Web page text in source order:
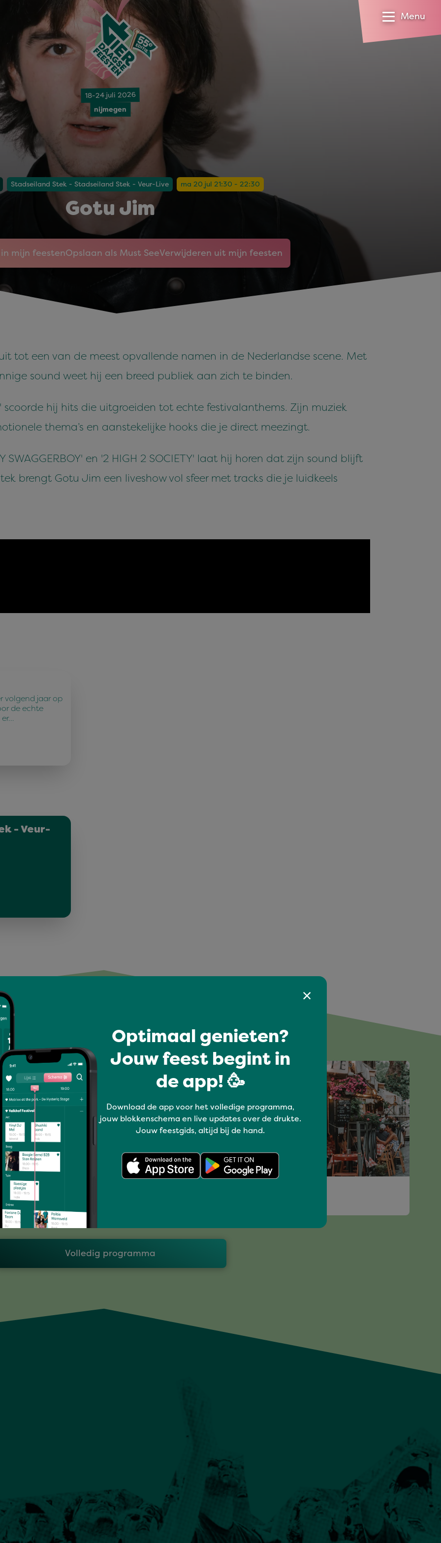
18-24 juli 2026
nijmegen
Menu
Stadseiland Stek - Stadseiland Stek - Veur-Live ma 20 jul 21:30 - 22:30
Gotu Jim
mijn feestenOpslaan als Must SeeVerwijderen uit mijn feesten
tot een van de meest opvallende namen in de Nederlandse scene. Met
sound weet hij een breed publiek aan zich te binden.
scoorde hij hits die uitgroeiden tot echte festivalanthems. Zijn muziek
thema’s en aanstekelijke hooks die je direct meezingt.
SWAGGERBOY' en '2 HIGH 2 SOCIETY' laat hij horen dat zijn sound blijft
brengt Gotu Jim een liveshow vol sfeer met tracks die je luidkeels
volgend jaar op
de echte
- Veur-
vind je mogelijk ook leuk
GRANDE FINALE
Grenzeloos genieten
Volledig programma
Optimaal genieten?
Jouw feest begint in
de app! 🥳
Download de app voor het volledige programma,
jouw blokkenschema en live updates over de drukte.
Jouw feestgids, altijd bij de hand.